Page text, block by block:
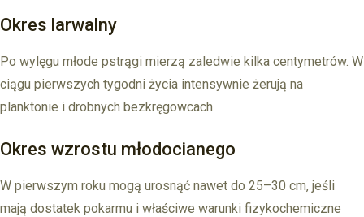
Okres larwalny
Po wylęgu młode pstrągi mierzą zaledwie kilka centymetrów. W
ciągu pierwszych tygodni życia intensywnie żerują na
planktonie i drobnych bezkręgowcach.
Okres wzrostu młodocianego
W pierwszym roku mogą urosnąć nawet do 25–30 cm, jeśli
mają dostatek pokarmu i właściwe warunki fizykochemiczne